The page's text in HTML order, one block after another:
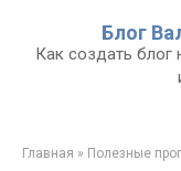
контенту
Блог
Как создать блог
Главная » Полезные